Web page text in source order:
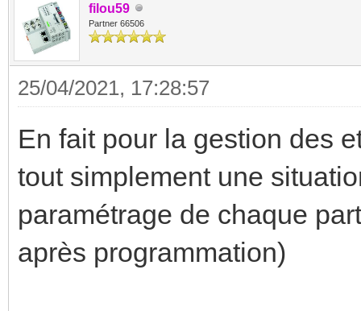
filou59
Partner 66506
25/04/2021, 17:28:57
En fait pour la gestion des
tout simplement une
paramétrage de chaque
après programmation)